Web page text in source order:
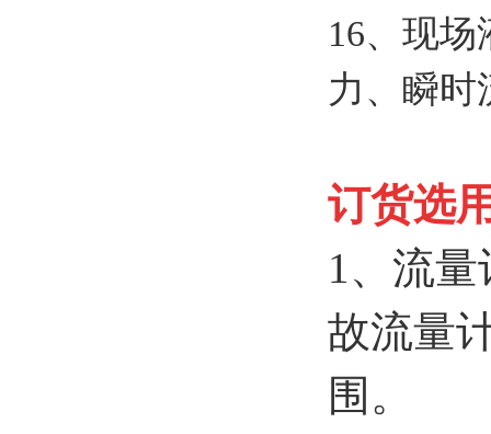
16、 现场
力、瞬时
订货选
1、流
故流量
围。